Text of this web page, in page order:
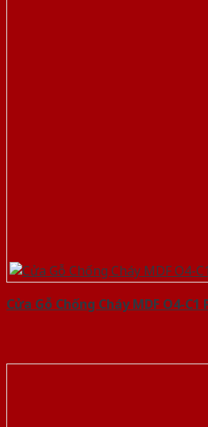
Cửa Gỗ Chống Cháy MDF O4-C1